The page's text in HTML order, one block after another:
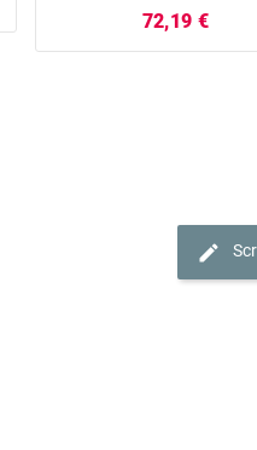
72,19 €
edit